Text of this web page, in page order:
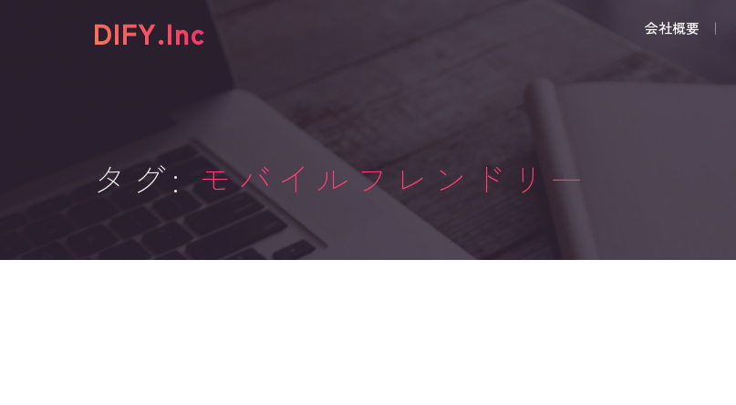
t
DIFY.Inc 会社概要
タグ: モバイルフレンドリー